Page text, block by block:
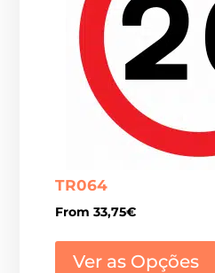
TR064
From 33,75€
Ver as Opções